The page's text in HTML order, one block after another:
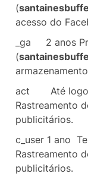
(
acesso do
_ga 2 anos
(
act Até
Rastreamento
publicitários.
c_user 1 ano
Rastreamento
publicitários.